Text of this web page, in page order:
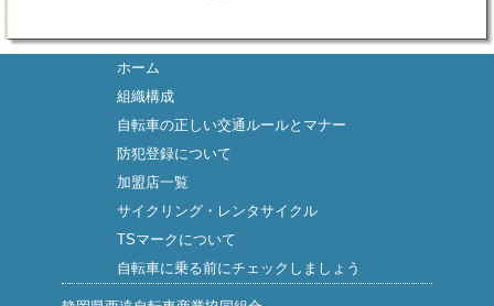
ホーム
組織構成
自転車の正しい交通ルールとマナー
防犯登録について
加盟店一覧
サイクリング・レンタサイクル
TSマークについて
自転車に乗る前にチェックしましょう